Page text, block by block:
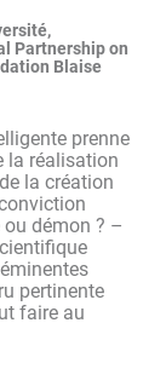
Partnership on
Blaise
prenne
la réalisation
la création
ou démon ? –
pertinente
faire au